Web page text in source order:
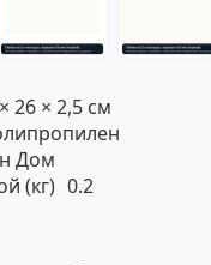
26 × 2,5 см
Дом
(кг) 0.2